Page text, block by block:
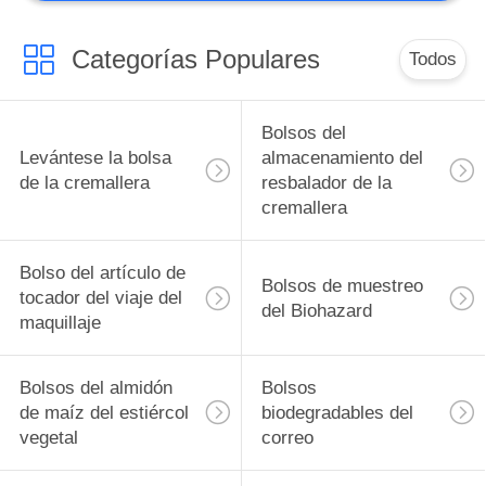
termales
Lona de la vejiga de
FIBC
Bolso de la ropa del
183
Categorías Populares Todos
Levántese la bolsa
de la cremallera
Bolsos del
almacenamiento del
resbalador de la
cremallera
Bolso del artículo de
tocador del viaje del
maquillaje
Bolsos de muestreo
del Biohazard
Bolsos del almidón
de maíz del estiércol
vegetal
Bolsos
biodegradables del
correo